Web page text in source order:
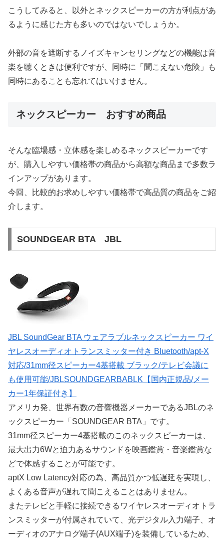
こうしてみると、以外とネックスピーカーの方が利点があ
るように感じた方も多いのではないでしょうか。
外部の音を遮断するノイズキャンセリングなどの機能は音
楽を聴くときは便利ですが、同時に「聞こえない危険」も
同時にあることも忘れてはいけません。
ネックスピーカー おすすめ商品
そんな臨場感・立体感を楽しめるネックスピーカーです
が、購入しやすい価格帯の商品から高額な商品まで多数ラ
インアップがあります。
今回、比較的お求めしやすい価格帯で高品質の商品をご紹
介します。
SOUNDGEAR BTA JBL
JBL SoundGear BTA ウェアラブルネックスピーカー ワイ
ヤレスオーディオトランスミッター付き Bluetooth/apt-X
対応/31mm径スピーカー4基搭載 ブラック/テレビ会議に
も使用可能/JBLSOUNDGEARBABLK【国内正規品/メー
カー1年保証付き】
アメリカ発、世界有数の音響機器メーカーであるJBLのネ
ックスピーカー「SOUNDGEAR BTA」です。
31mm径スピーカー4基搭載のこのネックスピーカーは、
最大出力6Wと迫力あるサウンドを映画鑑賞・音楽鑑賞な
どで体感することが可能です。
aptX Low Latency対応の為、高品質かつ低遅延を実現し、
よくある音声が遅れて聞こえることはありません。
またテレビと手軽に接続できるワイヤレスオーディオトラ
ンスミッターが付属されていて、光デジタル入力端子、オ
ーディオのアナログ端子(AUX端子)を装備しているため、